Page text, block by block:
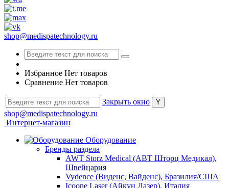
shop@medispatechnology.ru
Избранное Нет товаров
Сравнение Нет товаров
Закрыть окно
shop@medispatechnology.ru
Интернет-магазин
Оборудование
Бренды раздела
AWT Storz Medical (АВТ Шторц Медикал),
Швейцария
Vydence (Виденс, Вайденс), Бразилия/США
Icoone Laser (Айкун Лазер), Италия